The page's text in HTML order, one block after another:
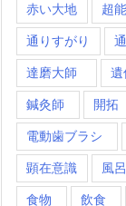
赤い大地 超
通りすがり
達磨大師 遺
鍼灸師 開拓
電動歯ブラシ
顕在意識 風呂
食物 飲食